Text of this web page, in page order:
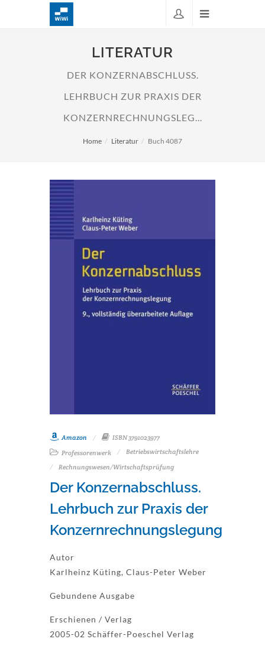
LITERATUR
DER KONZERNABSCHLUSS.
LEHRBUCH ZUR PRAXIS DER
KONZERNRECHNUNGSLEG...
Home Literatur Buch 4087
Amazon
ISBN 3791023977
Professorenwerk
Betriebswirtschaftslehre
Rechnungswesen/Wirtschaftsprüfung
Der Konzernabschluss.
Lehrbuch zur Praxis der
Konzernrechnungslegung
Autor
Karlheinz Küting, Claus-Peter Weber
Gebundene Ausgabe
Erschienen / Verlag
2005-02 Schäffer-Poeschel Verlag